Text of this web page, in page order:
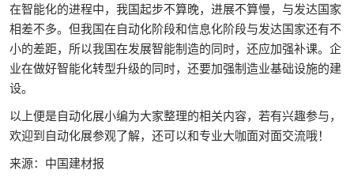
在智能化的进程中，我国起步不算晚，进展不算慢，与发达国家
相差不多。但我国在自动化阶段和信息化阶段与发达国家还有不
小的差距，所以我国在发展智能制造的同时，还应加强补课。企
业在做好智能化转型升级的同时，还要加强制造业基础设施的建
设。
以上便是自动化展小编为大家整理的相关内容，若有兴趣参与，
欢迎到自动化展参观了解，还可以和专业大咖面对面交流哦！
来源：中国建材报